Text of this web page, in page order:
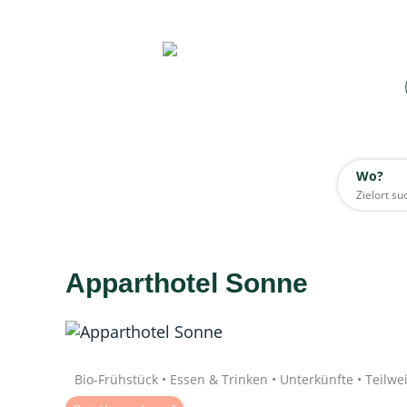
Wo?
Wo?
Daten werden geladen
Apparthotel Sonne
Bio-Frühstück • Essen & Trinken • Unterkünfte •